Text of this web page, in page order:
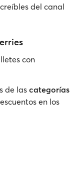
del canal
con
de las categorías
en los